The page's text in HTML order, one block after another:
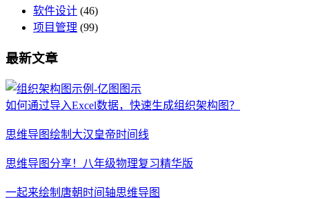
软件设计 (46)
项目管理 (99)
最新文章
如何通过导入Excel数据，快速生成组织架构图？
思维导图绘制大汉皇帝时间线
思维导图分享！八年级物理复习精华版
一起来绘制唐朝时间轴思维导图